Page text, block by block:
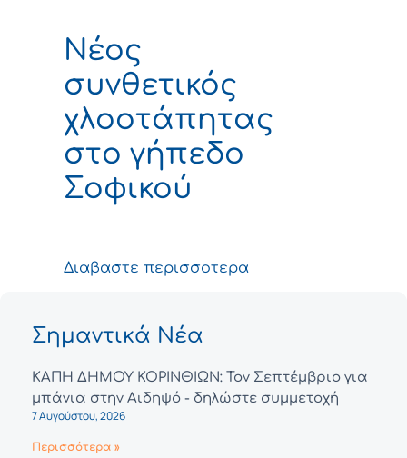
Νέος
συνθετικός
χλοοτάπητας
στο γήπεδο
Σοφικού
Διαβαστε περισσοτερα
Σημαντικά Νέα
ΚΑΠΗ ΔΗΜΟΥ ΚΟΡΙΝΘΙΩΝ: Τον Σεπτέμβριο για
μπάνια στην Αιδηψό - δηλώστε συμμετοχή
7 Αυγούστου, 2026
Περισσότερα »